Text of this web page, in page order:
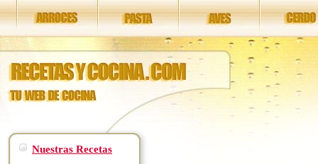
Nuestras Recetas